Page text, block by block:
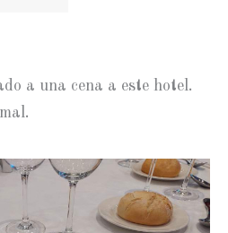
a una cena a este hotel.